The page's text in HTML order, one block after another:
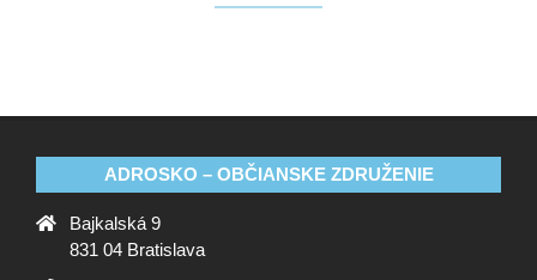
ADROSKO – OBČIANSKE ZDRUŽENIE
Bajkalská 9
831 04 Bratislava